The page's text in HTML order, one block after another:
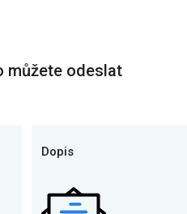
můžete odeslat
Dopis